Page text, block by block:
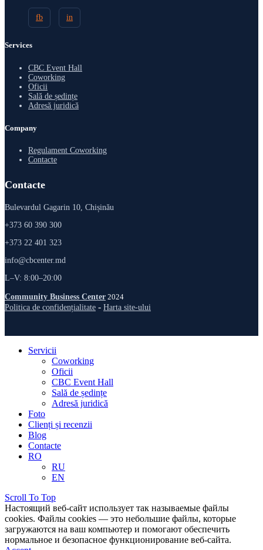
fb in
Services
CBC Event Hall
Coworking
Oficii
Sală de ședințe
Adresă juridică
Company
Regulament Coworking
Contacte
Contacte
Bulevardul Gagarin 10, Chișinău
+373 60 390 300
+373 22 401 323
info@cbcenter.md
L–V: 8:00–20:00
Community Business Center 2024
Politica de confidențialitate - Harta site-ului
Servicii
Coworking
Oficii
CBC Event Hall
Sală de ședințe
Adresă juridică
Foto
Clienți și recenzii
Blog
Contacte
RO
RU
EN
Scroll To Top
Настоящий веб-сайт использует так называемые файлы
сookies. Файлы cookies — это небольшие файлы, которые
загружаются на ваш компьютер и помогают обеспечить
нормальное и безопасное функционирование веб-сайта.